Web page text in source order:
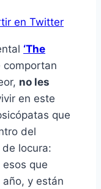
en Twitter
‘The
comportan
no les
en este
que
del
locura:
que
y están